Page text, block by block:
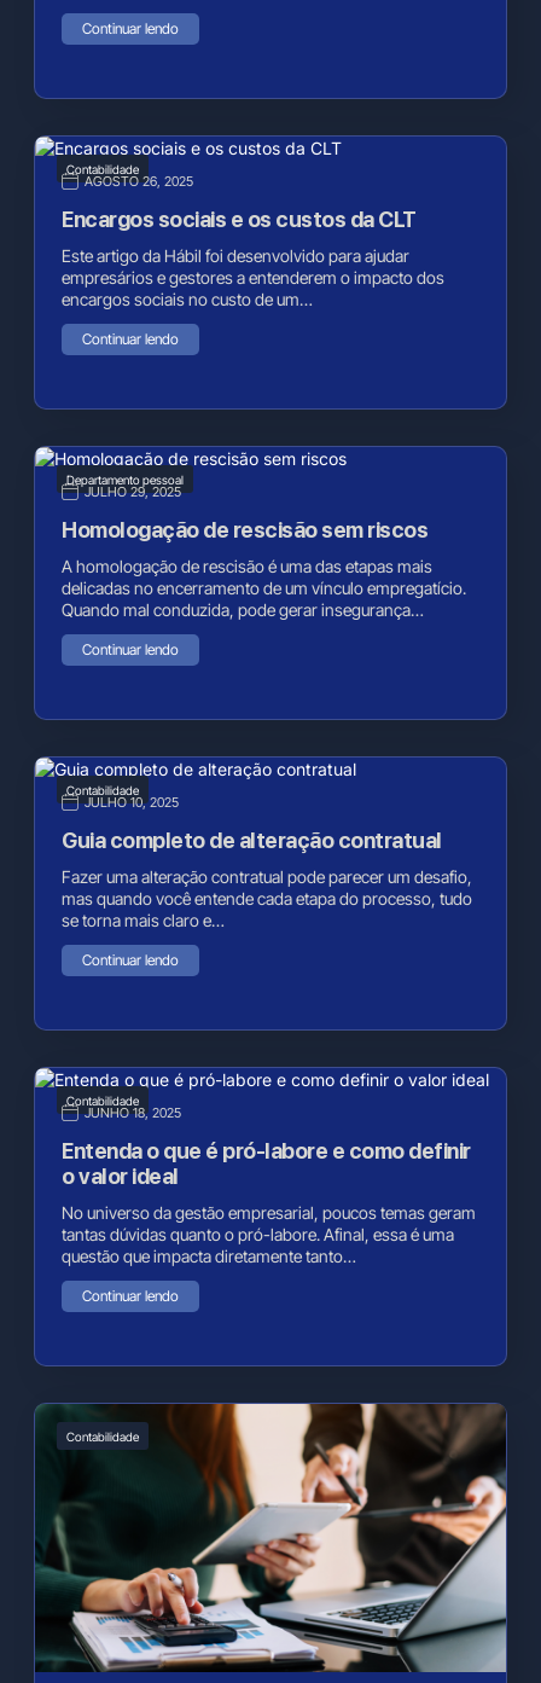
Continuar lendo
Contabilidade
AGOSTO 26, 2025
Encargos sociais e os custos da CLT
Este artigo da Hábil foi desenvolvido para ajudar
empresários e gestores a entenderem o impacto dos
encargos sociais no custo de um…
Continuar lendo
Departamento pessoal
JULHO 29, 2025
Homologação de rescisão sem riscos
A homologação de rescisão é uma das etapas mais
delicadas no encerramento de um vínculo empregatício.
Quando mal conduzida, pode gerar insegurança…
Continuar lendo
Contabilidade
JULHO 10, 2025
Guia completo de alteração contratual
Fazer uma alteração contratual pode parecer um desafio,
mas quando você entende cada etapa do processo, tudo
se torna mais claro e…
Continuar lendo
Contabilidade
JUNHO 18, 2025
Entenda o que é pró-labore e como definir
o valor ideal
No universo da gestão empresarial, poucos temas geram
tantas dúvidas quanto o pró-labore. Afinal, essa é uma
questão que impacta diretamente tanto…
Continuar lendo
Contabilidade